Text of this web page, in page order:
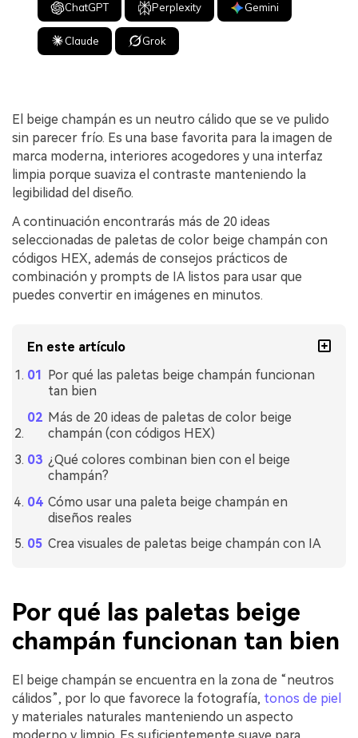
ChatGPT Perplexity Gemini
Claude Grok
El beige champán es un neutro cálido que se ve pulido
sin parecer frío. Es una base favorita para la imagen de
marca moderna, interiores acogedores y una interfaz
limpia porque suaviza el contraste manteniendo la
legibilidad del diseño.
A continuación encontrarás más de 20 ideas
seleccionadas de paletas de color beige champán con
códigos HEX, además de consejos prácticos de
combinación y prompts de IA listos para usar que
puedes convertir en imágenes en minutos.
En este artículo
Por qué las paletas beige champán funcionan
tan bien
Más de 20 ideas de paletas de color beige
champán (con códigos HEX)
¿Qué colores combinan bien con el beige
champán?
Cómo usar una paleta beige champán en
diseños reales
Crea visuales de paletas beige champán con IA
Por qué las paletas beige
champán funcionan tan bien
El beige champán se encuentra en la zona de “neutros
cálidos”, por lo que favorece la fotografía, tonos de piel
y materiales naturales manteniendo un aspecto